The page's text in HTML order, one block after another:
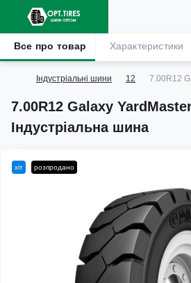
Індустріальні шини 12 7.00R12
7.00R12 Galaxy
Індустріальна шина
Все про товар Характеристики
хіт розпродано